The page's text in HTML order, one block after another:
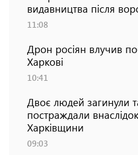
видавництва після
11:08
Дрон росіян влучив
Харкові
10:41
Двоє людей загинули
постраждали внаслідок
Харківщини
09:03